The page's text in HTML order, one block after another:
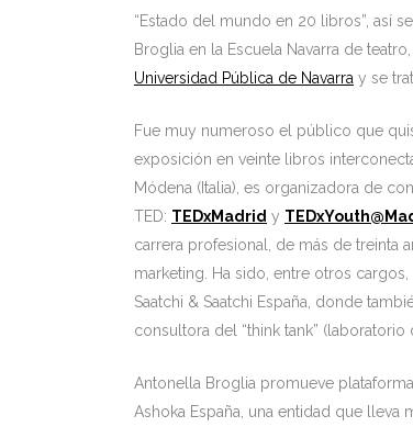
“Estado del mundo en 20 libros”, así
Broglia en la Escuela Navarra de
Universidad Pública de Navarra y se
Fue muy numeroso el público que
exposición en veinte libros
Módena (Italia), es organizadora de
TED: TEDxMadrid y
carrera profesional, de más de treinta
marketing. Ha sido, entre otros
Saatchi & Saatchi España, donde
consultora del “think tank” (laboratorio
Antonella Broglia promueve
Ashoka España, una entidad que